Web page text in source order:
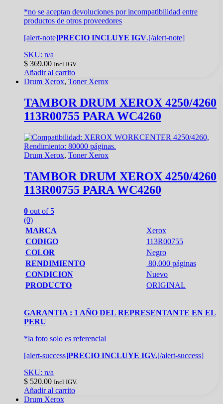
*no se aceptan devoluciones por incompatibilidad entre
productos de otros proveedores
[alert-note]PRECIO INCLUYE IGV.[/alert-note]
SKU: n/a
$ 369.00 Incl IGV.
Añadir al carrito
Drum Xerox, Toner Xerox
TAMBOR DRUM XEROX 4250/4260
113R00755 PARA WC4260
Drum Xerox, Toner Xerox
TAMBOR DRUM XEROX 4250/4260
113R00755 PARA WC4260
0 out of 5
(0)
MARCA
Xerox
CODIGO
113R00755
COLOR
Negro
RENDIMIENTO
80,000 páginas
CONDICION
Nuevo
PRODUCTO
ORIGINAL
GARANTIA : 1 AÑO DEL REPRESENTANTE EN EL
PERU
*la foto solo es referencial
[alert-success]PRECIO INCLUYE IGV.[/alert-success]
SKU: n/a
$ 520.00 Incl IGV.
Añadir al carrito
Drum Xerox